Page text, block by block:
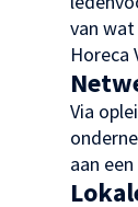
van
Horeca
Via
aan